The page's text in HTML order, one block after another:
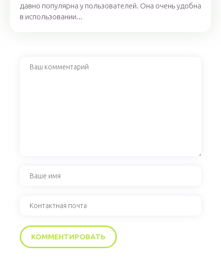
давно популярна у пользователей. Она очень удобна
в использовании...